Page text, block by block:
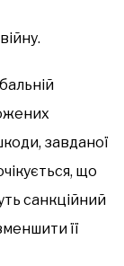
завданої
що
санкційний
її